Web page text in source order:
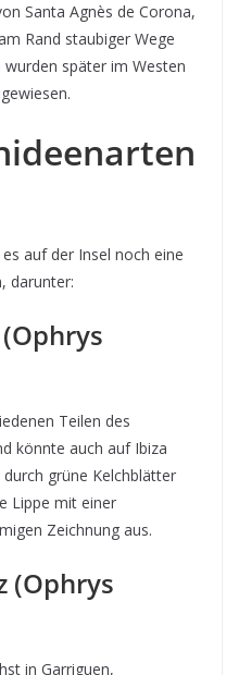
Santa Agnès de Corona,
Rand staubiger Wege
später im Westen
auf der Insel noch eine
darunter:
Teilen des
könnte auch auf Ibiza
grüne Kelchblätter
Lippe mit einer
Zeichnung aus.
(Ophrys
in Garriguen,